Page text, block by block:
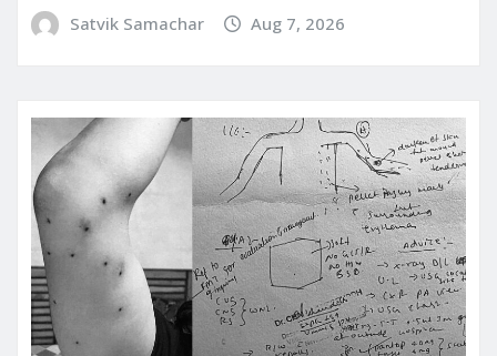
Satvik Samachar Aug 7, 2026